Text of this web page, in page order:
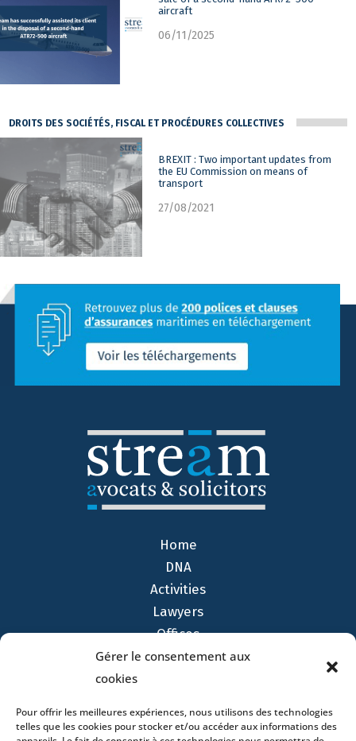
Gérer le consentement aux
cookies
Pour offrir les meilleures expériences, nous utilisons des technologies
telles que les cookies pour stocker et/ou accéder aux informations des
aircraft
06/11/2025
DROITS DES SOCIÉTÉS, FISCAL ET PROCÉDURES COLLECTIVES
BREXIT : Two important updates from
the EU Commission on means of
transport
27/08/2021
Home
DNA
Activities
Lawyers
Offices
News